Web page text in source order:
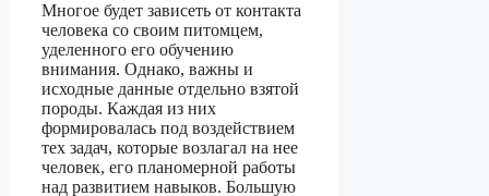
Многое будет зависеть от контакта
человека со своим питомцем,
уделенного его обучению
внимания. Однако, важны и
исходные данные отдельно взятой
породы. Каждая из них
формировалась под воздействием
тех задач, которые возлагал на нее
человек, его планомерной работы
над развитием навыков. Большую